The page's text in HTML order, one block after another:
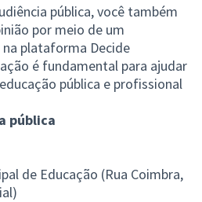
pública, você também
por meio de um
plataforma Decide
é fundamental para ajudar
pública e profissional
pública
de Educação (Rua Coimbra,